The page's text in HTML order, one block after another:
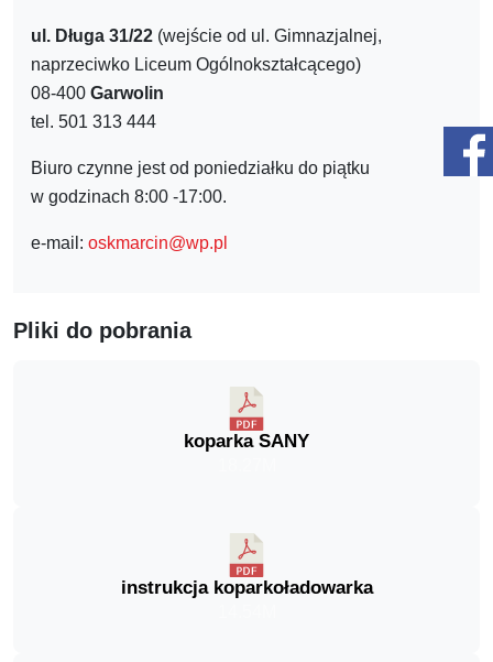
ul. Długa 31/22 (wejście od ul. Gimnazjalnej,
naprzeciwko Liceum Ogólnokształcącego)
08-400 Garwolin
tel. 501 313 444
Biuro czynne jest od poniedziałku do piątku
w godzinach 8:00 -17:00.
e-mail: oskmarcin@wp.pl
Pliki do pobrania
koparka SANY
instrukcja koparkoładowarka